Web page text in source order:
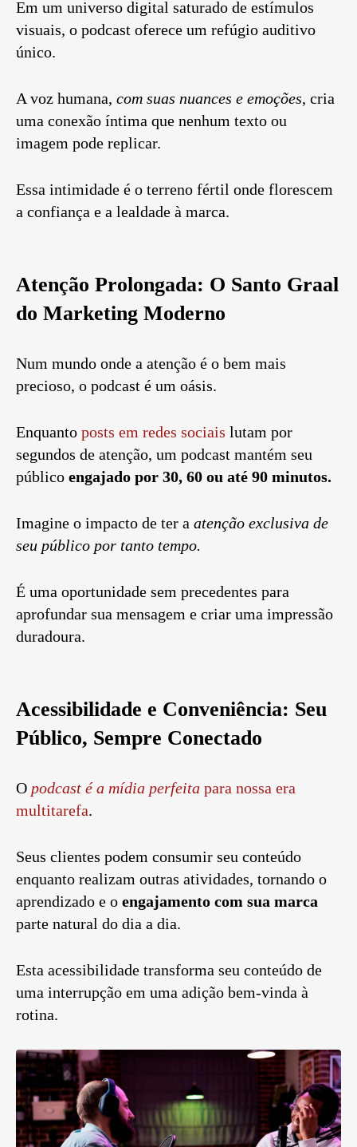
Em um universo digital saturado de estímulos
visuais, o podcast oferece um refúgio auditivo
único.
A voz humana, com suas nuances e emoções, cria
uma conexão íntima que nenhum texto ou
imagem pode replicar.
Essa intimidade é o terreno fértil onde florescem
a confiança e a lealdade à marca.
Atenção Prolongada: O Santo Graal
do Marketing Moderno
Num mundo onde a atenção é o bem mais
precioso, o podcast é um oásis.
Enquanto posts em redes sociais lutam por
segundos de atenção, um podcast mantém seu
público engajado por 30, 60 ou até 90 minutos.
Imagine o impacto de ter a atenção exclusiva de
seu público por tanto tempo.
É uma oportunidade sem precedentes para
aprofundar sua mensagem e criar uma impressão
duradoura.
Acessibilidade e Conveniência: Seu
Público, Sempre Conectado
O podcast é a mídia perfeita para nossa era
multitarefa.
Seus clientes podem consumir seu conteúdo
enquanto realizam outras atividades, tornando o
aprendizado e o engajamento com sua marca
parte natural do dia a dia.
Esta acessibilidade transforma seu conteúdo de
uma interrupção em uma adição bem-vinda à
rotina.